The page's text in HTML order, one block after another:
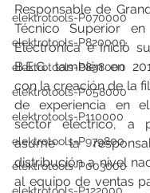
elektrotools-P070000
elektrotools-P820000
elektrotools-P898000
elektrotools-P058000
elektrotools-P110000
elektrotools-P979800
elektrotools-P003000
Responsable de
Técnico Superior
Electrónica e Inició
B.E.G. también en
con la creación de la
de experiencia en
sector eléctrico, a
asume la
distribución a nivel
al equipo de ventas